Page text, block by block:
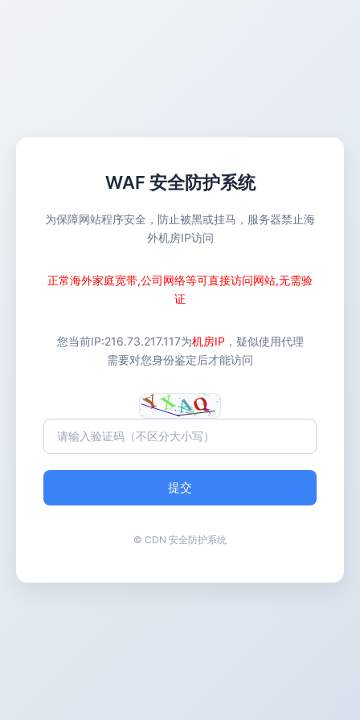
WAF 安全防护系统
为保障网站程序安全，防止被黑或挂马，服务器禁止海
外机房IP访问
正常海外家庭宽带,公司网络等可直接访问网站,无需验
证
您当前IP:216.73.217.117为机房IP ，疑似使用代理
需要对您身份鉴定后才能访问
提交
© CDN 安全防护系统